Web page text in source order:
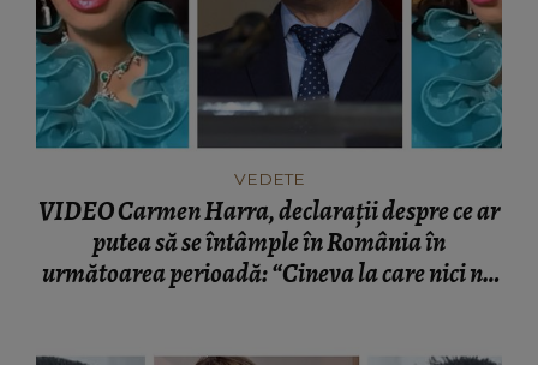
VEDETE
VIDEO Carmen Harra, declarații despre ce ar
putea să se întâmple în România în
următoarea perioadă: “Cineva la care nici nu